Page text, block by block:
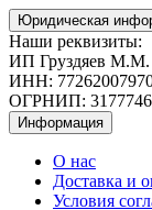
Юридическая
Наши реквизиты:
ИП Груздяев М.М.
ИНН:
ОГРНИП:
Информация
О нас
Доставка и
Условия